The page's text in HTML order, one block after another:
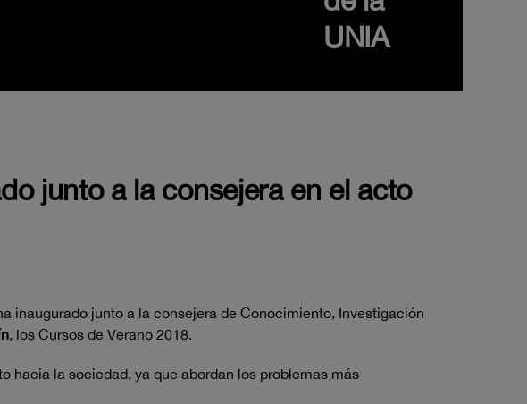
UNIA
junto a la consejera en el acto
inaugurado junto a la consejera de Conocimiento, Investigación
, los Cursos de Verano 2018.
hacia la sociedad, ya que abordan los problemas más